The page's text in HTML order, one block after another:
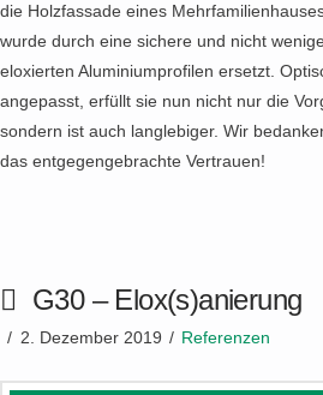
die Holzfassade eines
wurde durch eine sichere und nicht
eloxierten Aluminiumprofilen ersetzt.
angepasst, erfüllt sie nun nicht nur die
sondern ist auch langlebiger. Wir
das entgegengebrachte Vertrauen!
G30 – Elox(s)anierung
2. Dezember 2019 Referenzen